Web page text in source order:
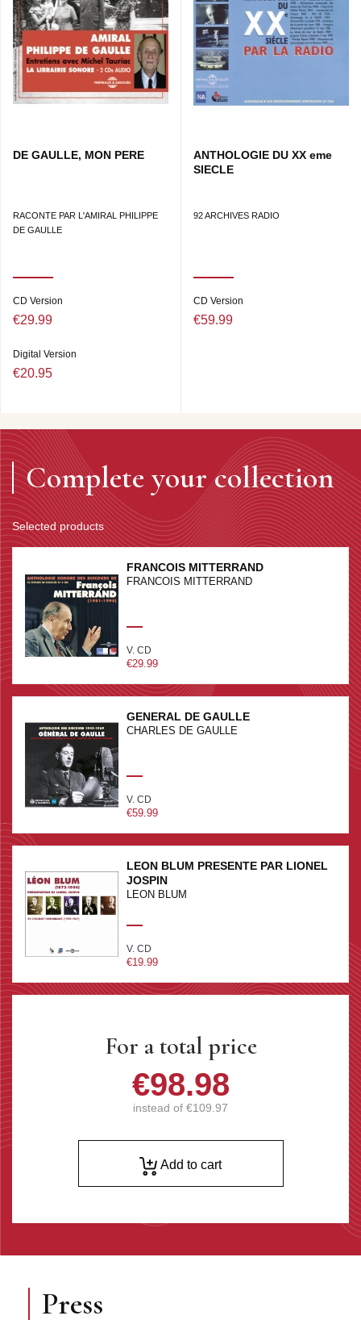
générale • 07/06/68 : ORTF • 02/02/69 : ORTF – Quimper •
11/12/69 : ORTF • 17/06/69.
DE GAULLE, MON PERE
RACONTE PAR L'AMIRAL PHILIPPE
DE GAULLE
CD Version
€29.99
Digital Version
€20.95
ANTHOLOGIE DU XX eme
SIECLE
92 ARCHIVES RADIO
CD Version
€59.99
Complete your collection
Selected products
FRANCOIS MITTERRAND
FRANCOIS MITTERRAND
V. CD
€29.99
GENERAL DE GAULLE
CHARLES DE GAULLE
V. CD
€59.99
LEON BLUM PRESENTE PAR LIONEL
JOSPIN
LEON BLUM
V. CD
€19.99
For a total price
€98.98
instead of €109.97
Add to cart
Press